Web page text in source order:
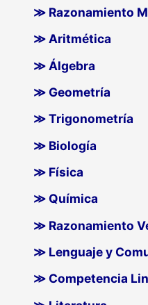
≫ Razonamiento
≫ Aritmética
≫ Álgebra
≫ Geometría
≫ Trigonometría
≫ Biología
≫ Física
≫ Química
≫ Razonamiento
≫ Lenguaje y
≫ Competencia